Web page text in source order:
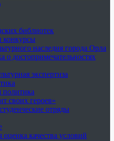
библиотек
конкурсы
наследия города Орла
о достопримечательностях
экспертиза
своих героев»
отряды
оценка качества условий